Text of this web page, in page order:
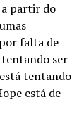
partir do
falta de
tentando ser
tentando
está de